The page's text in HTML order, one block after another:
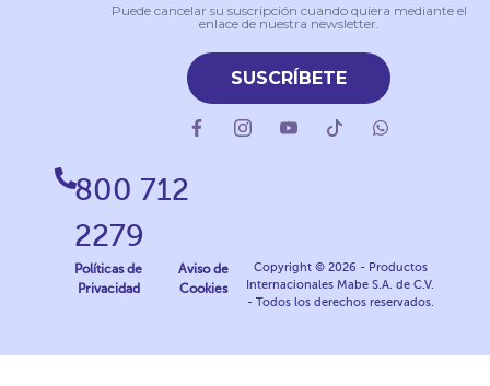
Puede cancelar su suscripción cuando quiera mediante el
enlace de nuestra newsletter.
SUSCRÍBETE
800 712
2279
Políticas de
Privacidad
Aviso de
Cookies
Copyright © 2026 - Productos
Internacionales Mabe S.A. de C.V.
- Todos los derechos reservados.